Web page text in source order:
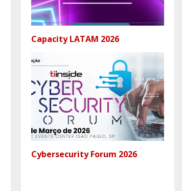
Capacity LATAM 2026
Cybersecurity Forum 2026